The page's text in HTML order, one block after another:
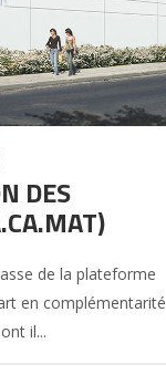
DES
de la plateforme
en complémentarité
il...